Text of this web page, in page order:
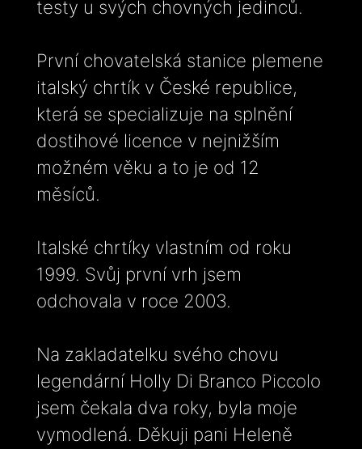
testy u svých chovných jedinců.
První chovatelská stanice plemene
italský chrtík v České republice,
která se specializuje na splnění
dostihové licence v nejnižším
možném věku a to je od 12
měsíců.
Italské chrtíky vlastním od roku
1999. Svůj první vrh jsem
odchovala v roce 2003.
Na zakladatelku svého chovu
legendární Holly Di Branco Piccolo
jsem čekala dva roky, byla moje
vymodlená. Děkuji pani Heleně